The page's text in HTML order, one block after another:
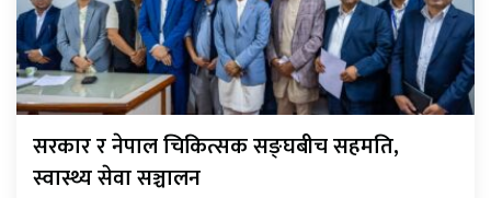
सरकार र नेपाल चिकित्सक सङ्घबीच सहमति,
स्वास्थ्य सेवा सञ्चालन